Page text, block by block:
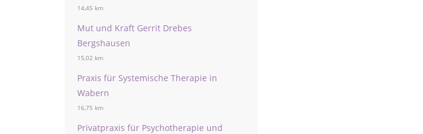
14,45 km
Mut und Kraft Gerrit Drebes
Bergshausen
15,02 km
Praxis für Systemische Therapie in
Wabern
16,75 km
Privatpraxis für Psychotherapie und